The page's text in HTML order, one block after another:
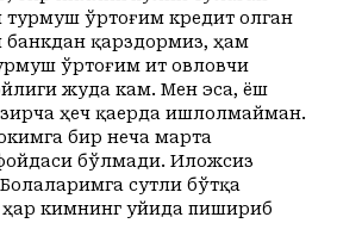
турмуш ўртоғим кредит олган
банкдан қарздормиз, ҳам
ўртоғим ит овловчи
жуда кам. Мен эса, ёш
ҳеч қаерда ишлолмайман.
бир неча марта
бўлмади. Иложсиз
сутли бўтқа
кимнинг уйида пишириб